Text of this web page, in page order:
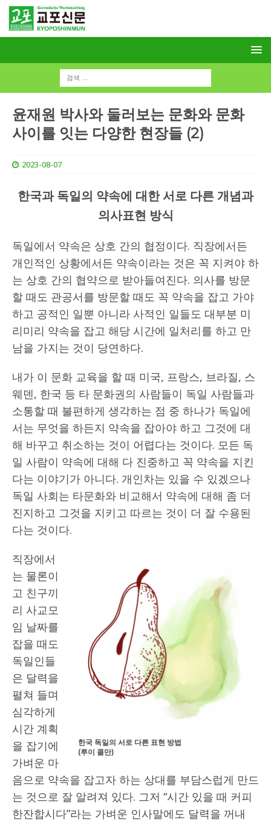
윤재원 박사와 둘러보는 문화와 문화
사이를 잇는 다양한 현장들 (2)
2023-08-07
한국과 독일의 약속에 대한 서로 다른 개념과
의사표현 방식
독일에서 약속은 상호 간의 협정이다. 직장에서든
개인적인 상황에서든 약속이라는 것은 꼭 지켜야 하
는 상호 간의 협약으로 받아들여진다. 의사를 방문
할 때도 관공서를 방문할 때도 꼭 약속을 잡고 가야
하고 공적인 일뿐 아니라 사적인 일들도 대부분 미
리미리 약속을 잡고 해당 시간에 일처리를 하고 만
남을 가지는 것이 당연하다.
내가 이 문화 교육을 할 때 미국, 프랑스, 브라질, 스
웨덴, 한국 등 타 문화권의 사람들이 독일 사람들과
소통할 때 불편하게 생각하는 점 중 하나가 독일에
서는 무엇을 하든지 약속을 잡아야 하고 그것에 대
해 바꾸고 취소하는 것이 어렵다는 것이다. 모든 독
일 사람이 약속에 대해 다 진중하고 꼭 약속을 지킨
다는 이야기가 아니다. 개인차는 있을 수 있겠으나
독일 사회는 타문화와 비교해서 약속에 대해 좀 더
진지하고 그것을 지키고 따르는 것이 더 잘 수용된
다는 것이다.
한국 독일의 서로 다른 표현 방법
(루이 콜만)
직장에서
는 물론이
고 친구끼
리 사교모
임 날짜를
잡을 때도
독일인들
은 달력을
펼쳐 들며
심각하게
시간 계획
을 잡기에
가벼운 마
음으로 약속을 잡고자 하는 상대를 부담스럽게 만드
는 것으로 잘 알려져 있다. 그저 “시간 있을 때 커피
한잔합시다”라는 가벼운 인사말에도 달력을 꺼내